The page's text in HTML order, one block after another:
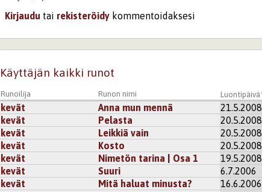
Kirjaudu tai rekisteröidy kommentoidaksesi
Käyttäjän kaikki runot
Runoilija Runon nimi Luontipäivä
kevät Anna mun mennä 21.5.2008
kevät
Pelasta 20.5.2008
kevät
Leikkiä vain 20.5.2008
kevät
Kosto 20.5.2008
kevät
Nimetön tarina | Osa 1 19.5.2008
kevät
Suuri 6.7.2006
kevät
Mitä haluat minusta? 16.6.2006